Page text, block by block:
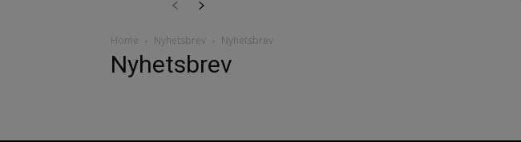
Home Nyhetsbrev Nyhetsbrev
Nyhetsbrev